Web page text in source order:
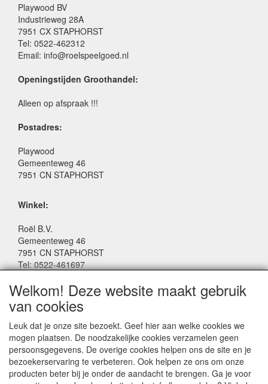
Playwood BV
Industrieweg 28A
7951 CX STAPHORST
Tel: 0522-462312
Email: info@roelspeelgoed.nl
Openingstijden Groothandel:
Alleen op afspraak !!!
Postadres:
Playwood
Gemeenteweg 46
7951 CN STAPHORST
Winkel:
Roël B.V.
Gemeenteweg 46
7951 CN STAPHORST
Tel: 0522-461697
Facebook: www.facebook.com/roelspeelgoed
Openingstijden Winkel:
Maandag t/m Vrijdag: 9:00 - 17:30
Zaterdag: 9:00 - 17:00
Donderdagavond koopavond: 19:00 - 21:00
Welkom! Deze website maakt gebruik
van cookies
Leuk dat je onze site bezoekt. Geef hier aan welke cookies we
mogen plaatsen. De noodzakelijke cookies verzamelen geen
persoonsgegevens. De overige cookies helpen ons de site en je
bezoekerservaring te verbeteren. Ook helpen ze ons om onze
producten beter bij je onder de aandacht te brengen. Ga je voor